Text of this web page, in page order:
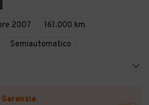
2007
161.000 km
Semiautomatico